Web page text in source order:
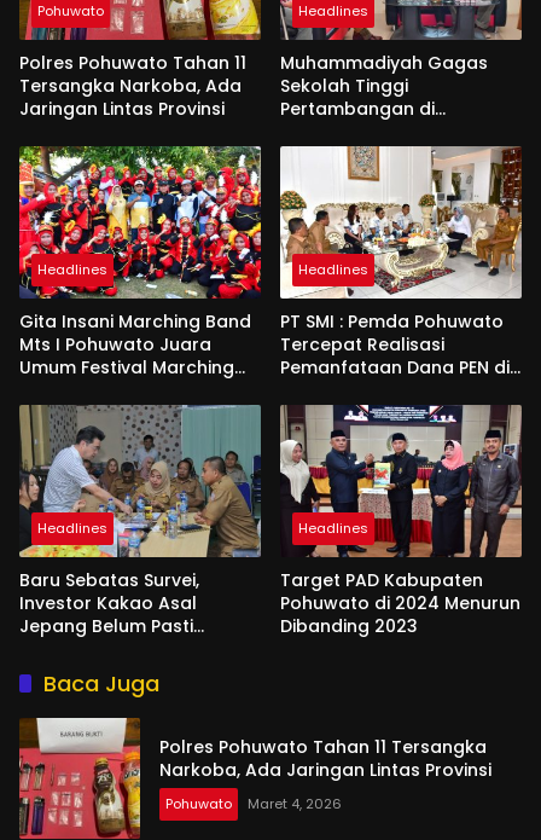
Pohuwato
Polres Pohuwato Tahan 11
Tersangka Narkoba, Ada
Jaringan Lintas Provinsi
Headlines
Muhammadiyah Gagas
Sekolah Tinggi
Pertambangan di
Headlines
Gita Insani Marching Band
Mts I Pohuwato Juara
Umum Festival Marching
Headlines
PT SMI : Pemda Pohuwato
Tercepat Realisasi
Pemanfataan Dana PEN di
Headlines
Baru Sebatas Survei,
Investor Kakao Asal
Jepang Belum Pasti
Headlines
Target PAD Kabupaten
Pohuwato di 2024 Menurun
Dibanding 2023
Baca Juga
Polres Pohuwato Tahan 11 Tersangka
Narkoba, Ada Jaringan Lintas Provinsi
Pohuwato Maret 4, 2026